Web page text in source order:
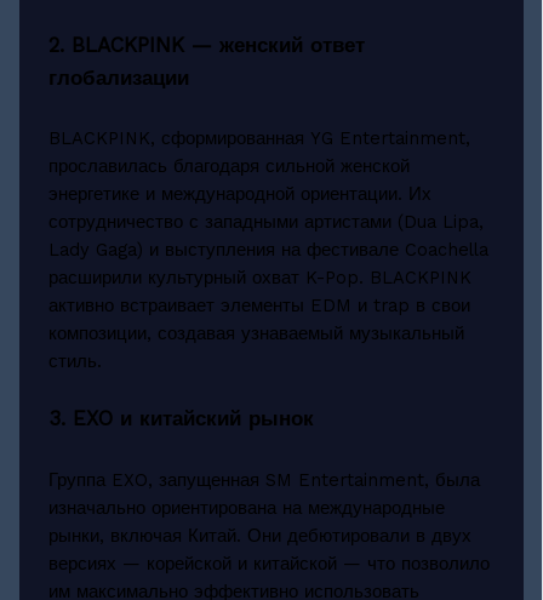
2. BLACKPINK — женский ответ
глобализации
BLACKPINK, сформированная YG Entertainment,
прославилась благодаря сильной женской
энергетике и международной ориентации. Их
сотрудничество с западными артистами (Dua Lipa,
Lady Gaga) и выступления на фестивале Coachella
расширили культурный охват K-Pop. BLACKPINK
активно встраивает элементы EDM и trap в свои
композиции, создавая узнаваемый музыкальный
стиль.
3. EXO и китайский рынок
Группа EXO, запущенная SM Entertainment, была
изначально ориентирована на международные
рынки, включая Китай. Они дебютировали в двух
версиях — корейской и китайской — что позволило
им максимально эффективно использовать